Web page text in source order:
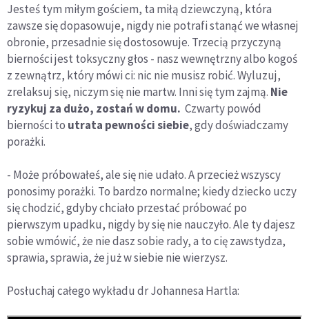
Jesteś tym miłym gościem, ta miłą dziewczyną, która
zawsze się dopasowuje, nigdy nie potrafi stanąć we własnej
obronie, przesadnie się dostosowuje. Trzecią przyczyną
bierności jest toksyczny głos - nasz wewnętrzny albo kogoś
z zewnątrz, który mówi ci: nic nie musisz robić. Wyluzuj,
zrelaksuj się, niczym się nie martw. Inni się tym zajmą. Nie
ryzykuj za dużo, zostań w domu. Czwarty powód
bierności to utrata pewności siebie, gdy doświadczamy
porażki.
- Może próbowałeś, ale się nie udało. A przecież wszyscy
ponosimy porażki. To bardzo normalne; kiedy dziecko uczy
się chodzić, gdyby chciało przestać próbować po
pierwszym upadku, nigdy by się nie nauczyło. Ale ty dajesz
sobie wmówić, że nie dasz sobie rady, a to cię zawstydza,
sprawia, sprawia, że już w siebie nie wierzysz.
Posłuchaj całego wykładu dr Johannesa Hartla: